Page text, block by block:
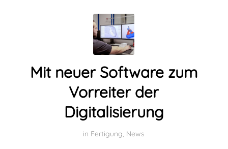
Mit neuer Software zum
Vorreiter der
Digitalisierung
in Fertigung News